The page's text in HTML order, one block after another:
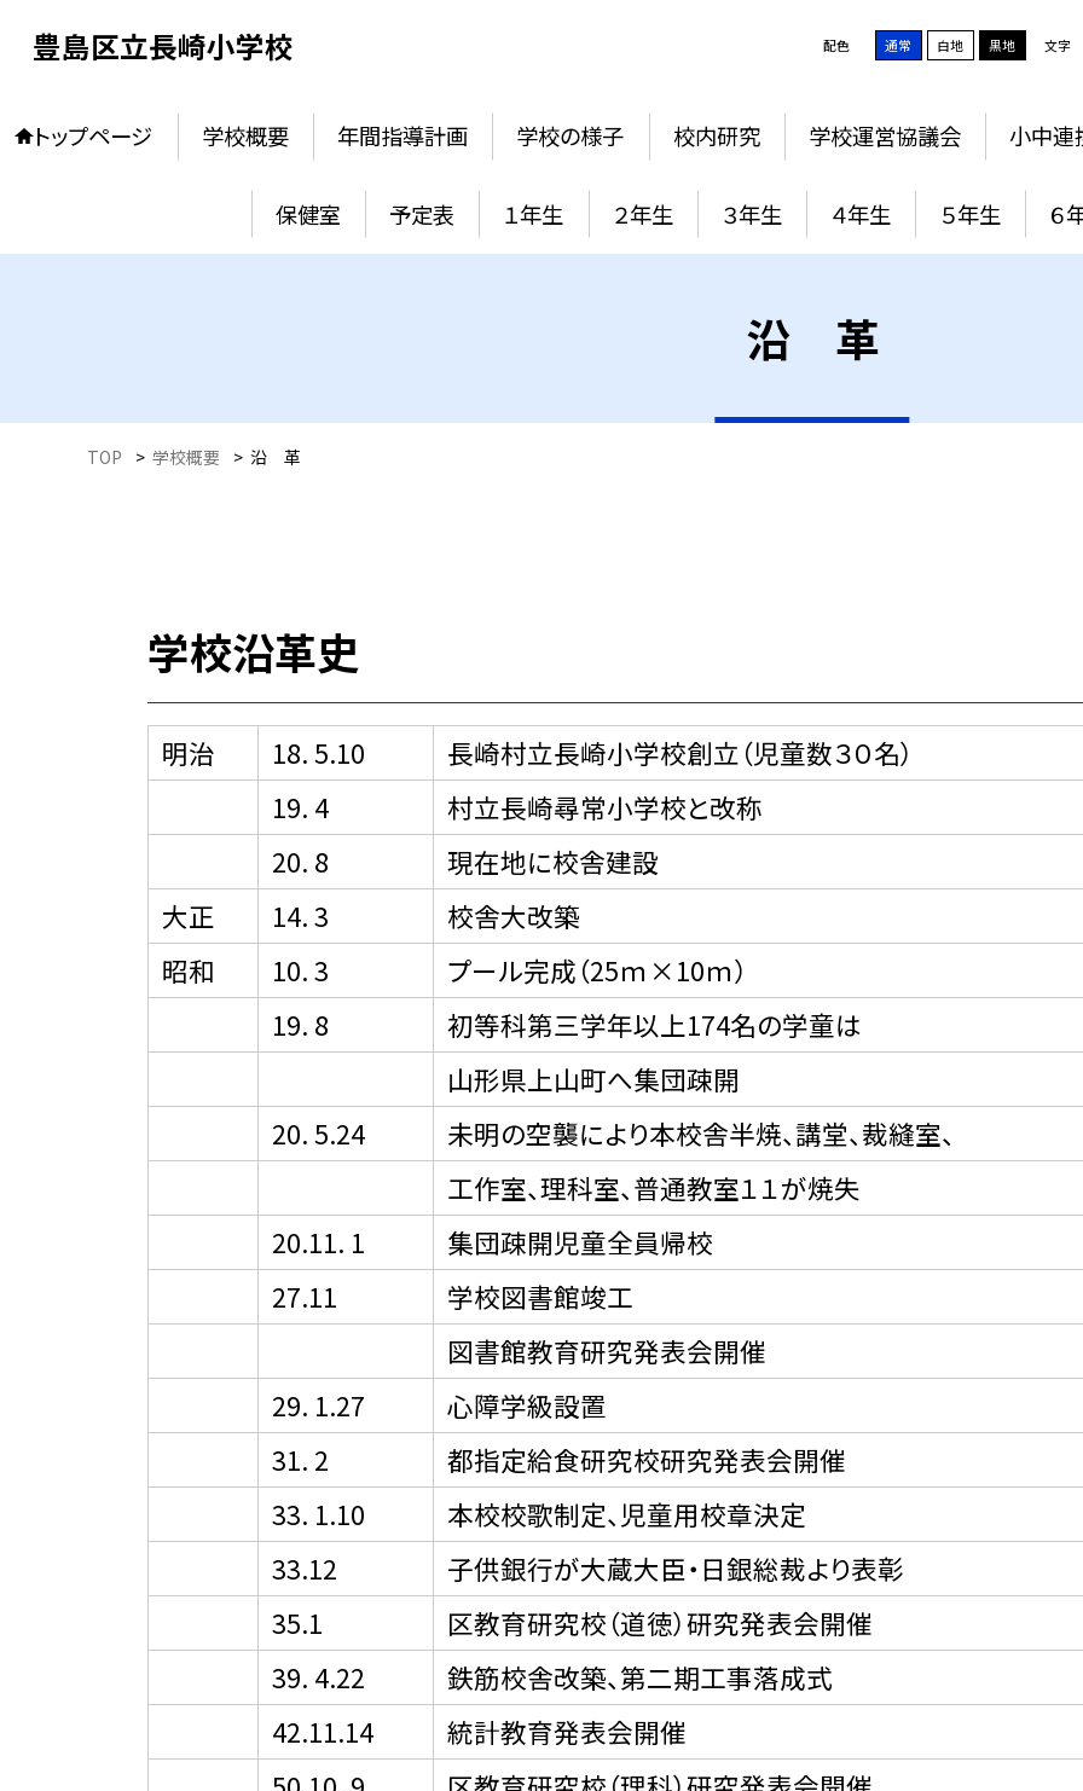
豊島区立長崎小学校 配色 通常 白地 黒地 文字
トップページ 学校概要 年間指導計画 学校の様子 校内研究 学校運営協議会 小中連
保健室 予定表 １年生 ２年生 ３年生 ４年生 ５年生 ６
沿 革
TOP > 学校概要 > 沿 革
学校沿革史
明治 18. 5.10
長崎村立長崎小学校創立（児童数３０名）
19. 4
村立長崎尋常小学校と改称
20. 8
現在地に校舎建設
大正
14. 3
校舎大改築
昭和
10. 3
プール完成（25ｍ×10ｍ）
19. 8
初等科第三学年以上174名の学童は
山形県上山町へ集団疎開
20. 5.24
未明の空襲により本校舎半焼、講堂、裁縫室、
工作室、理科室、普通教室１１が焼失
20.11. 1
集団疎開児童全員帰校
27.11
学校図書館竣工
図書館教育研究発表会開催
29. 1.27
心障学級設置
31. 2
都指定給食研究校研究発表会開催
33. 1.10
本校校歌制定、児童用校章決定
33.12
子供銀行が大蔵大臣・日銀総裁より表彰
35.1
区教育研究校（道徳）研究発表会開催
39. 4.22
鉄筋校舎改築、第二期工事落成式
42.11.14
統計教育発表会開催